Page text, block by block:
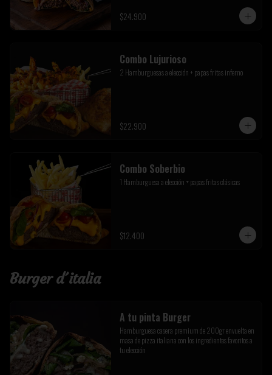
$24.900
Combo Lujurioso
2 Hamburguesas a elección + papas fritas inferno
$22.900
Combo Soberbio
1 Hamburguesa a elección + papas fritas clásicas
$12.400
Burger d´italia
A tu pinta Burger
Hamburguesa casera premium de 200gr envuelta en
masa de pizza italiana con los ingredientes favoritos a
tu elección